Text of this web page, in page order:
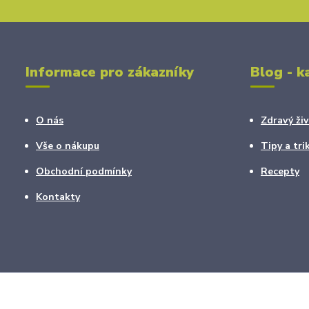
Informace pro zákazníky
O nás
Vše o nákupu
Obchodní podmínky
Kontakty
Blog -
Zdravý
Tipy a
Recepty